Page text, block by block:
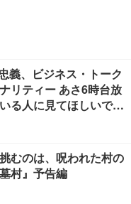
義、ビジネス・トーク
リティー あさ6時台放
る人に見てほしいで
むのは、呪われた村の
村』予告編